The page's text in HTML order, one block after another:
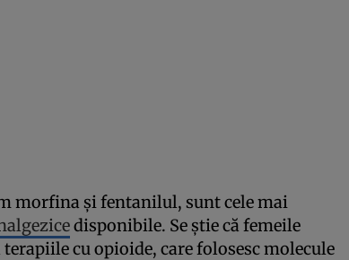
morfina și fentanilul, sunt cele mai
disponibile. Se știe că femeile
cu opioide, care folosesc molecule